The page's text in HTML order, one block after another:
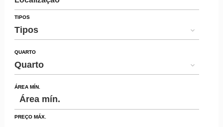
TIPOS
Tipos
QUARTO
Quarto
ÁREA MÍN.
PREÇO MÁX.